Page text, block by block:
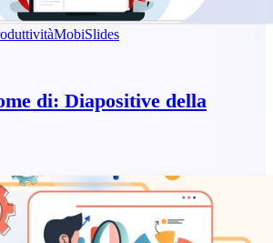
MobiSlides
di: Diapositive della